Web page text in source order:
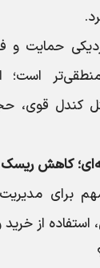
حمایت
است؛
کندل قوی،
برای
از